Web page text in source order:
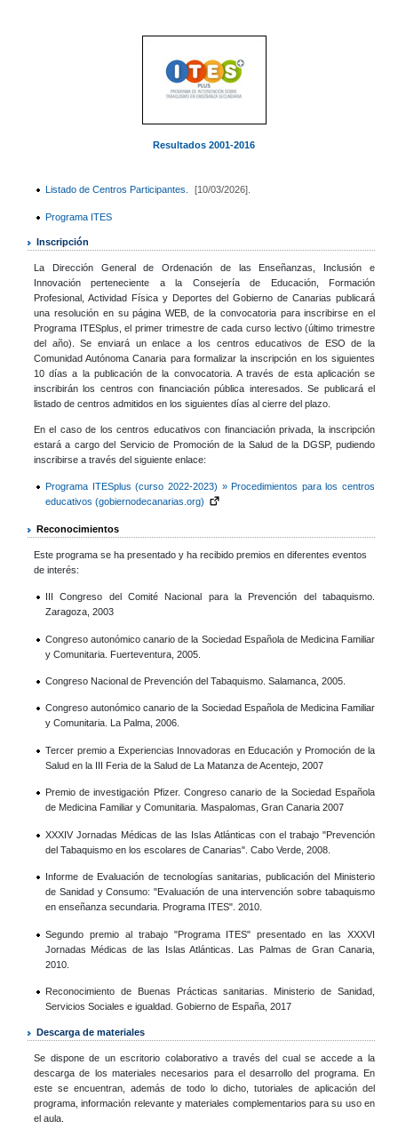
Resultados 2001-2016
Listado de Centros Participantes. [10/03/2026].
Programa ITES
Inscripción
La Dirección General de Ordenación de las Enseñanzas, Inclusión e
Innovación perteneciente a la Consejería de Educación, Formación
Profesional, Actividad Física y Deportes del Gobierno de Canarias publicará
una resolución en su página WEB, de la convocatoria para inscribirse en el
Programa ITESplus, el primer trimestre de cada curso lectivo (último trimestre
del año). Se enviará un enlace a los centros educativos de ESO de la
Comunidad Autónoma Canaria para formalizar la inscripción en los siguientes
10 días a la publicación de la convocatoria. A través de esta aplicación se
inscribirán los centros con financiación pública interesados. Se publicará el
listado de centros admitidos en los siguientes días al cierre del plazo.
En el caso de los centros educativos con financiación privada, la inscripción
estará a cargo del Servicio de Promoción de la Salud de la DGSP, pudiendo
inscribirse a través del siguiente enlace:
Programa ITESplus (curso 2022-2023) » Procedimientos para los centros
educativos (gobiernodecanarias.org)
Reconocimientos
Este programa se ha presentado y ha recibido premios en diferentes eventos
de interés:
III Congreso del Comité Nacional para la Prevención del tabaquismo.
Zaragoza, 2003
Congreso autonómico canario de la Sociedad Española de Medicina Familiar
y Comunitaria. Fuerteventura, 2005.
Congreso Nacional de Prevención del Tabaquismo. Salamanca, 2005.
Congreso autonómico canario de la Sociedad Española de Medicina Familiar
y Comunitaria. La Palma, 2006.
Tercer premio a Experiencias Innovadoras en Educación y Promoción de la
Salud en la III Feria de la Salud de La Matanza de Acentejo, 2007
Premio de investigación Pfizer. Congreso canario de la Sociedad Española
de Medicina Familiar y Comunitaria. Maspalomas, Gran Canaria 2007
XXXIV Jornadas Médicas de las Islas Atlánticas con el trabajo "Prevención
del Tabaquismo en los escolares de Canarias". Cabo Verde, 2008.
Informe de Evaluación de tecnologías sanitarias, publicación del Ministerio
de Sanidad y Consumo: "Evaluación de una intervención sobre tabaquismo
en enseñanza secundaria. Programa ITES". 2010.
Segundo premio al trabajo "Programa ITES" presentado en las XXXVI
Jornadas Médicas de las Islas Atlánticas. Las Palmas de Gran Canaria,
2010.
Reconocimiento de Buenas Prácticas sanitarias. Ministerio de Sanidad,
Servicios Sociales e igualdad. Gobierno de España, 2017
Descarga de materiales
Se dispone de un escritorio colaborativo a través del cual se accede a la
descarga de los materiales necesarios para el desarrollo del programa. En
este se encuentran, además de todo lo dicho, tutoriales de aplicación del
programa, información relevante y materiales complementarios para su uso en
el aula.